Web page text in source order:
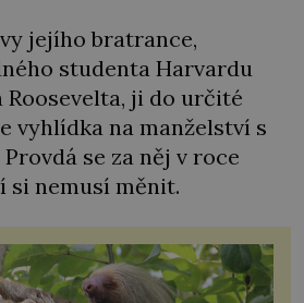
jejího bratrance,
studenta Harvardu
Roosevelta, ji do určité
vyhlídka na manželství s
se za něj v roce
si nemusí měnit.